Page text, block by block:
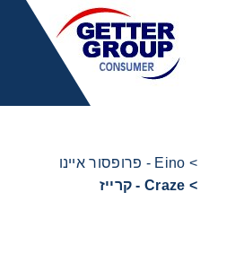
> Eino - פרופסור איינו
> Craze - קרייז